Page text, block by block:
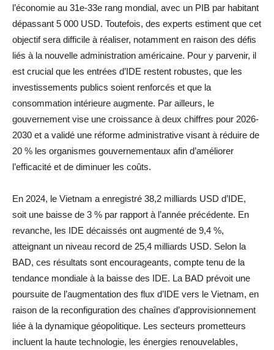
l’économie au 31e-33e rang mondial, avec un PIB par habitant
dépassant 5 000 USD. Toutefois, des experts estiment que cet
objectif sera difficile à réaliser, notamment en raison des défis
liés à la nouvelle administration américaine. Pour y parvenir, il
est crucial que les entrées d’IDE restent robustes, que les
investissements publics soient renforcés et que la
consommation intérieure augmente. Par ailleurs, le
gouvernement vise une croissance à deux chiffres pour 2026-
2030 et a validé une réforme administrative visant à réduire de
20 % les organismes gouvernementaux afin d’améliorer
l’efficacité et de diminuer les coûts.
En 2024, le Vietnam a enregistré 38,2 milliards USD d’IDE,
soit une baisse de 3 % par rapport à l’année précédente. En
revanche, les IDE décaissés ont augmenté de 9,4 %,
atteignant un niveau record de 25,4 milliards USD. Selon la
BAD, ces résultats sont encourageants, compte tenu de la
tendance mondiale à la baisse des IDE. La BAD prévoit une
poursuite de l’augmentation des flux d’IDE vers le Vietnam, en
raison de la reconfiguration des chaînes d’approvisionnement
liée à la dynamique géopolitique. Les secteurs prometteurs
incluent la haute technologie, les énergies renouvelables,